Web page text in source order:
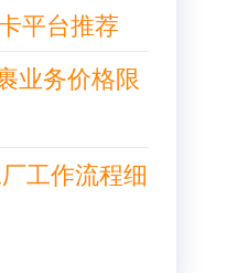
平台推荐
业务价格限
工作流程细